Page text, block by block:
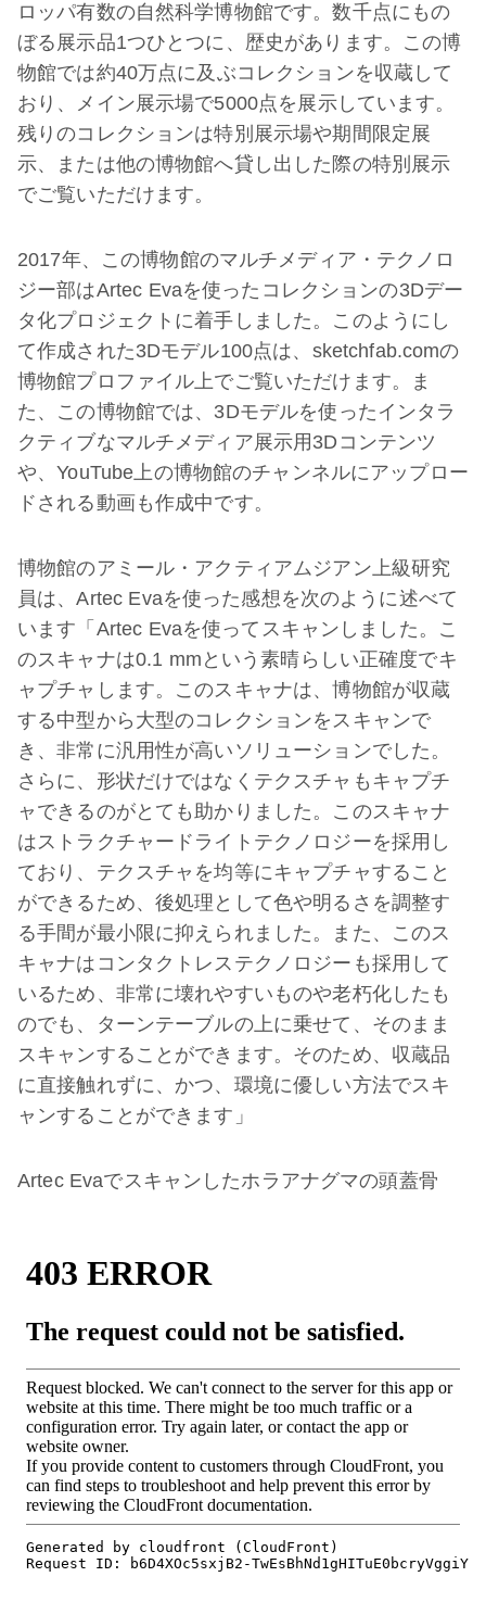
ロッパ有数の自然科学博物館です。数千点にもの
ぼる展示品1つひとつに、歴史があります。この博
物館では約40万点に及ぶコレクションを収蔵して
おり、メイン展示場で5000点を展示しています。
残りのコレクションは特別展示場や期間限定展
示、または他の博物館へ貸し出した際の特別展示
でご覧いただけます。
2017年、この博物館のマルチメディア・テクノロ
ジー部はArtec Evaを使ったコレクションの3Dデー
タ化プロジェクトに着手しました。このようにし
て作成された3Dモデル100点は、sketchfab.comの
博物館プロファイル上でご覧いただけます。ま
た、この博物館では、3Dモデルを使ったインタラ
クティブなマルチメディア展示用3Dコンテンツ
や、YouTube上の博物館のチャンネルにアップロー
ドされる動画も作成中です。
博物館のアミール・アクティアムジアン上級研究
員は、Artec Evaを使った感想を次のように述べて
います「Artec Evaを使ってスキャンしました。こ
のスキャナは0.1 mmという素晴らしい正確度でキ
ャプチャします。このスキャナは、博物館が収蔵
する中型から大型のコレクションをスキャンで
き、非常に汎用性が高いソリューションでした。
さらに、形状だけではなくテクスチャもキャプチ
ャできるのがとても助かりました。このスキャナ
はストラクチャードライトテクノロジーを採用し
ており、テクスチャを均等にキャプチャすること
ができるため、後処理として色や明るさを調整す
る手間が最小限に抑えられました。また、このス
キャナはコンタクトレステクノロジーも採用して
いるため、非常に壊れやすいものや老朽化したも
のでも、ターンテーブルの上に乗せて、そのまま
スキャンすることができます。そのため、収蔵品
に直接触れずに、かつ、環境に優しい方法でスキ
ャンすることができます」
Artec Evaでスキャンしたホラアナグマの頭蓋骨